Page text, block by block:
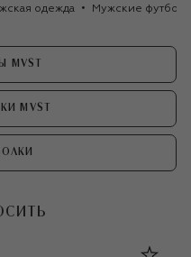
одежда Мужские
MVST
MVST